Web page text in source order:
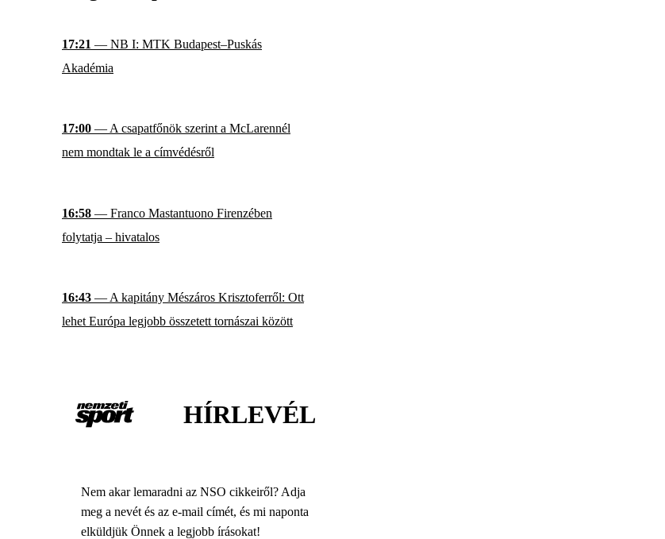
17:21 — NB I: MTK Budapest–Puskás
Akadémia
17:00 — A csapatfőnök szerint a McLarennél
nem mondtak le a címvédésről
16:58 — Franco Mastantuono Firenzében
folytatja – hivatalos
16:43 — A kapitány Mészáros Krisztoferről: Ott
lehet Európa legjobb összetett tornászai között
HÍRLEVÉL
Nem akar lemaradni az NSO cikkeiről? Adja
meg a nevét és az e-mail címét, és mi naponta
elküldjük Önnek a legjobb írásokat!